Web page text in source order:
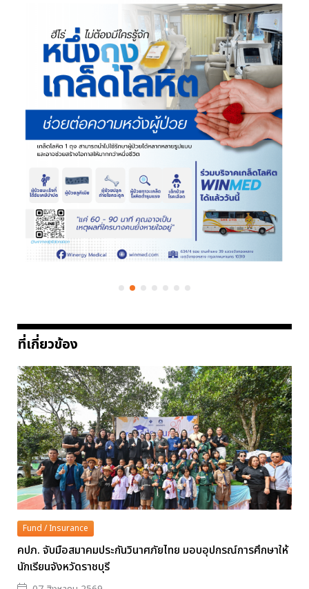
ที่เกี่ยวข้อง
Fund / Insurance
คปภ. จับมือสมาคมประกันวินาศภัยไทย มอบอุปกรณ์การศึกษาให้
นักเรียนจังหวัดราชบุรี